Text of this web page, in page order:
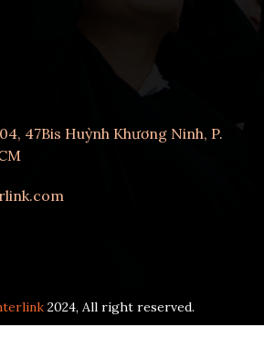
47Bis Huỳnh Khương Ninh, P.
2024, All right reserved.